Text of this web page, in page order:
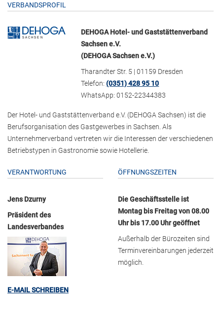
VERBANDSPROFIL
DEHOGA Hotel- und Gaststättenverband
Sachsen e.V.
(DEHOGA Sachsen e.V.)
Tharandter Str. 5 | 01159 Dresden
Telefon:(0351) 428 95 10
WhatsApp: 0152-22344383
Der Hotel- und Gaststättenverband e.V. (DEHOGA Sachsen) ist die
Berufsorganisation des Gastgewerbes in Sachsen. Als
Unternehmerverband vertreten wir die Interessen der verschiedenen
Betriebstypen in Gastronomie sowie Hotellerie.
VERANTWORTUNG
Jens Dzurny
Präsident des
Landesverbandes
E-MAIL SCHREIBEN
ÖFFNUNGSZEITEN
Die Geschäftsstelle ist
Montag bis Freitag von 08.00
Uhr bis 17.00 Uhr geöffnet
Außerhalb der Bürozeiten sind
Terminvereinbarungen jederzeit
möglich.